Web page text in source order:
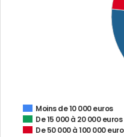
Moins de 10 000 euros
De 15 000 à 20 000 euros
De 50 000 à 100 000